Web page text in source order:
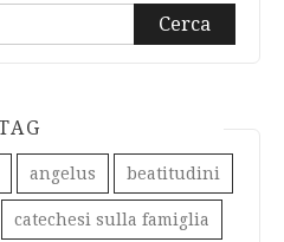
angelus beatitudini
catechesi sulla famiglia